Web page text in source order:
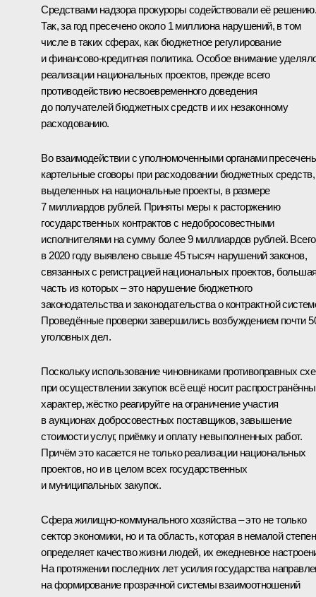
Средствами надзора прокуроры содействовали её решению.
Так, за год пресечено около 1 миллиона нарушений, в том
числе в таких сферах, как бюджетное регулирование
и финансово-кредитная политика. Особое внимание
реализации национальных проектов, прежде всего
противодействию несвоевременного доведения
до получателей бюджетных средств и их незаконному
расходованию.
Во взаимодействии с уполномоченными органами
картельные сговоры при расходовании бюджетных средств,
выделенных на национальные проекты, в размере
7 миллиардов рублей. Приняты меры к расторжению
государственных контрактов с недобросовестными
исполнителями на сумму более 9 миллиардов рублей. Всего
в 2020 году выявлено свыше 45 тысяч нарушений законов,
связанных с регистрацией национальных проектов,
часть из которых – это нарушение бюджетного
законодательства и законодательства о контрактной
Проведённые проверки завершились возбуждением почти
уголовных дел.
Поскольку использование чиновниками противоправных
при осуществлении закупок всё ещё носит
характер, жёстко реагируйте на ограничение участия
в аукционах добросовестных поставщиков, завышение
стоимости услуг, приёмку и оплату невыполненных работ.
Причём это касается не только реализации национальных
проектов, но и в целом всех государственных
и муниципальных закупок.
Сфера жилищно-коммунального хозяйства – это не только
сектор экономики, но и та область, которая в немалой
определяет качество жизни людей, их ежедневное
На протяжении последних лет усилия государства
на формирование прозрачной системы взаимоотношений